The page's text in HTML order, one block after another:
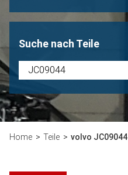
Suche nach Teile
Home Teile volvo JC09044